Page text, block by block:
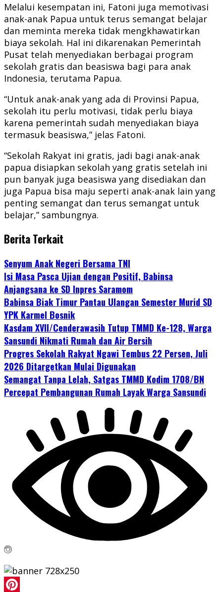
Melalui kesempatan ini, Fatoni juga memotivasi
anak-anak Papua untuk terus semangat belajar
dan meminta mereka tidak mengkhawatirkan
biaya sekolah. Hal ini dikarenakan Pemerintah
Pusat telah menyediakan berbagai program
sekolah gratis dan beasiswa bagi para anak
Indonesia, terutama Papua.
“Untuk anak-anak yang ada di Provinsi Papua,
sekolah itu perlu motivasi, tidak perlu biaya
karena pemerintah sudah menyediakan biaya
termasuk beasiswa,” jelas Fatoni.
“Sekolah Rakyat ini gratis, jadi bagi anak-anak
papua disiapkan sekolah yang gratis setelah ini
pun banyak juga beasiswa yang disediakan dan
juga Papua bisa maju seperti anak-anak lain yang
penting semangat dan terus semangat untuk
belajar,” sambungnya.
Berita Terkait
Senyum Anak Negeri Bersama TNI
Isi Masa Pasca Ujian dengan Positif, Babinsa
Anjangsana ke SD Inpres Saramom
Babinsa Biak Timur Pantau Ulangan Semester Murid SD
YPK Karmel Bosnik
Kasdam XVII/Cenderawasih Tutup TMMD Ke-128, Warga
Sansundi Nikmati Rumah dan Air Bersih
Progres Sekolah Rakyat Ngawi Tembus 22 Persen, Juli
2026 Ditargetkan Mulai Digunakan
Semangat Tanpa Lelah, Satgas TMMD Kodim 1708/BN
Percepat Pembangunan Rumah Layak Warga Sansundi